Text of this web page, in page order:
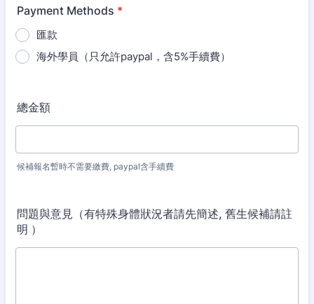
Payment Methods *
匯款
海外學員（只允許paypal，含5%手續費）
總金額
候補報名暫時不需要繳費, paypal含手續費
問題與意見（有特殊身體狀況者請先簡述, 舊生候補請註
明 ）